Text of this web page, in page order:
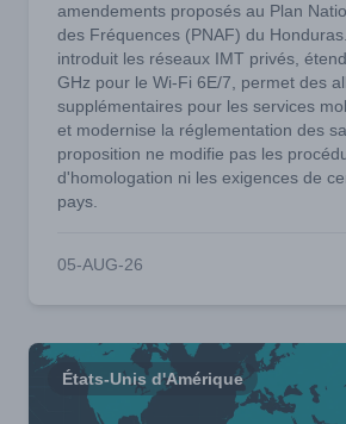
amendements proposés au Plan
des Fréquences (PNAF) du
introduit les réseaux IMT privés,
GHz pour le Wi-Fi 6E/7, permet des
supplémentaires pour les services
et modernise la réglementation des
proposition ne modifie pas les
d'homologation ni les exigences de
pays.
05-AUG-26
États-Unis d'Amérique